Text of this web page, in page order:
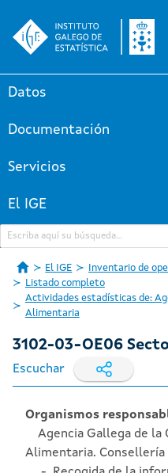
Datos
Documentación
Servicios
El IGE
El IGE
Inventario de
Listado completo
Actividades estadísticas de:
Alimentaria
3102-03-OE06
Escuchar
Organismos
Agencia Gallega de la
Alimentaria. Consellería